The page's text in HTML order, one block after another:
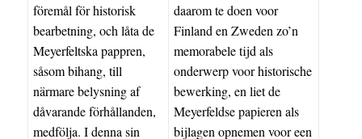
föremål för historisk
bearbetning, och låta de
Meyerfeltska pappren,
såsom bihang, till
närmare belysning af
dåvarande förhållanden,
medfölja. I denna sin
daarom te doen voor
Finland en Zweden zo’n
memorabele tijd als
onderwerp voor historische
bewerking, en liet de
Meyerfeldse papieren als
bijlagen opnemen voor een